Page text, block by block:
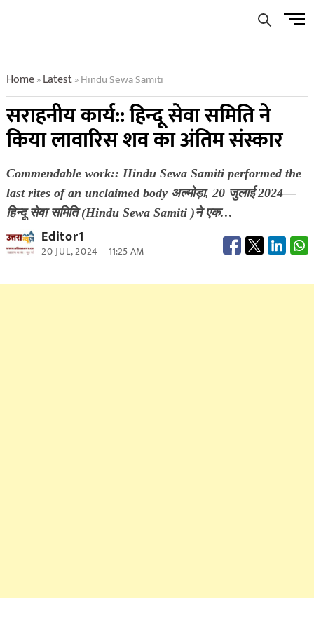
Menu
Home»Latest»Hindu Sewa Samiti
सराहनीय कार्य:: हिन्दू सेवा समिति ने
किया लावारिस शव का अंतिम संस्कार
Commendable work:: Hindu Sewa Samiti performed the
last rites of an unclaimed body अल्मोड़ा, 20 जुलाई 2024—
हिन्दू सेवा समिति (Hindu Sewa Samiti )ने एक…
Editor1
20 JUL, 2024 11:25 AM